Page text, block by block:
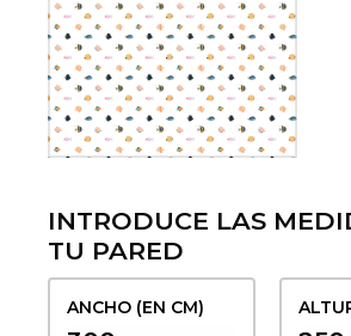
INTRODUCE LAS
TU PARED
ANCHO (EN CM)